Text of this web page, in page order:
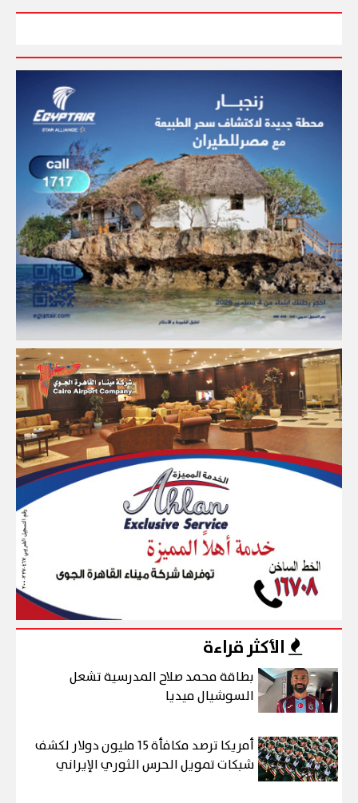
الأكثر قراءة
بطاقة محمد صلاح المدرسية تشعل
السوشيال ميديا
أمريكا ترصد مكافأة 15 مليون دولار لكشف
شبكات تمويل الحرس الثوري الإيراني